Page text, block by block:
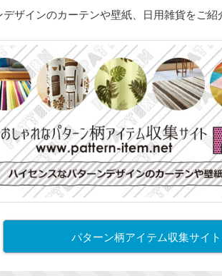
ザインのカーテンや壁紙、日用雑貨をご紹
パターン柄アイテム収集サイト